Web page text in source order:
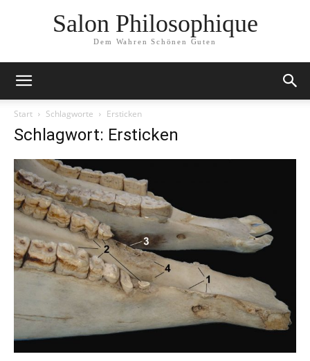
Salon Philosophique
Dem Wahren Schönen Guten
Start Schlagworte Ersticken
Schlagwort: Ersticken